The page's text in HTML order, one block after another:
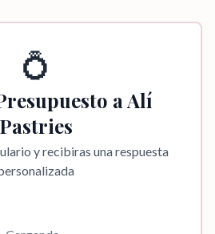
💍
aAlí
Pastries
y recibiras una respuesta